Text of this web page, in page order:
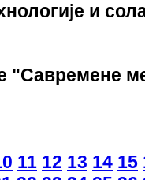
и
11 12 13 14 15